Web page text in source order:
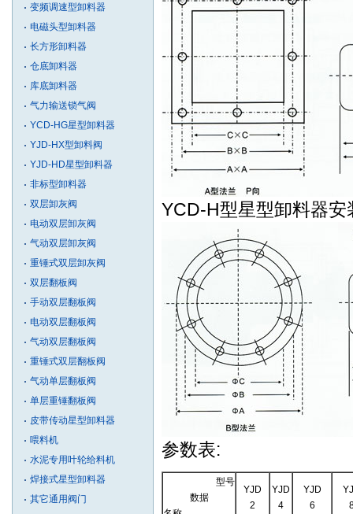
变频调速型卸料器
电磁头型卸料器
长方形卸料器
仓底卸料器
库底卸料器
气力输送锁气阀
YCD-HG星型卸料器
YJD-HX型卸料阀
YJD-HD星型卸料器
非标型卸料器
双层卸灰阀
电动双层卸灰阀
气动双层卸灰阀
重锤式双层卸灰阀
双层翻板阀
手动双层翻板阀
电动双层翻板阀
气动双层翻板阀
重锤式双层翻板阀
气动单层翻板阀
单层重锤翻板阀
皮带传动星型卸料器
喂料机
水泥专用叶轮给料机
焊接式星型卸料器
其它通用阀门
YCD-H型星型卸料器安
参数表:
型号
数据
YJD
2
YJD
4
YJD
6